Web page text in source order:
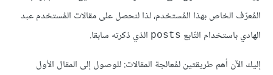
المُعرّف الخاص بهذا المُستخدم، لذا لنحصل على مقالات المُستخدم عبد
الهادي باستخدام التّابع posts الذي ذكرته سابقا.
إليك الآن أهم طريقتين لمُعالجة المقالات: للوصول إلى المقال الأول